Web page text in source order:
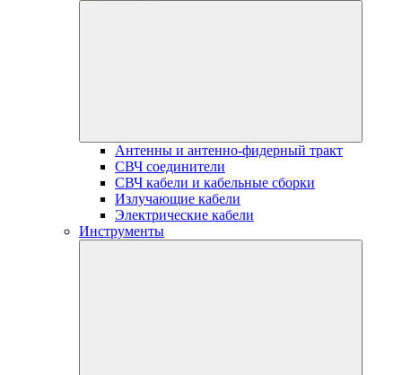
Антенны и антенно-фидерный тракт
СВЧ соединители
СВЧ кабели и кабельные сборки
Излучающие кабели
Электрические кабели
Инструменты